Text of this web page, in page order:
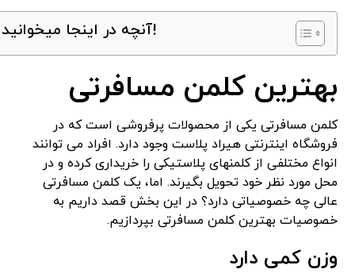
آنچه در اینجا میخوانید!
بهترین کلمن مسافرتی
کلمن مسافرتی یکی از محصولات پرفروشی است که در
فروشگاه اینترنتی هیراد پلاست وجود دارد. افراد می توانند
انواع مختلفی از کلمنهای پلاستیکی را خریداری کرده و در
محل مورد نظر خود تحویل بگیرند. اما، یک کلمن مسافرتی
عالی چه خصوصیاتی دارد؟ در این بخش قصد داریم به
خصوصیات بهترین کلمن مسافرتی بپردازیم.
وزن کمی دارد